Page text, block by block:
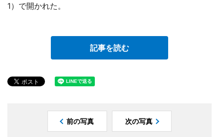
1）で開かれた。
記事を読む
前の写真 次の写真